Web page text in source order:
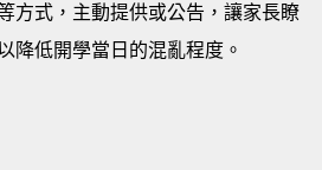
方式，主動提供或公告，讓家長瞭
降低開學當日的混亂程度。